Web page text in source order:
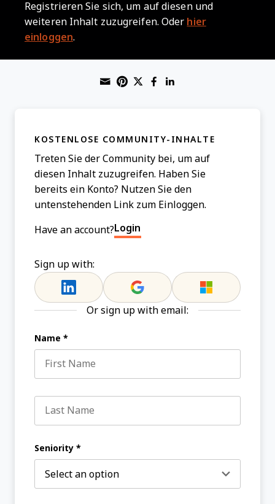
Registrieren Sie sich, um auf diesen und
weiteren Inhalt zuzugreifen. Oder hier
einloggen.
Share through Email
Print this page
Share on Pinterest
Share on Twitter
Share on
KOSTENLOSE COMMUNITY-INHALTE
Treten Sie der Community bei, um auf
diesen Inhalt zuzugreifen. Haben Sie
bereits ein Konto? Nutzen Sie den
untenstehenden Link zum Einloggen.
Have an account? Login
Sign up with:
Or sign up with email:
Name *
Seniority *